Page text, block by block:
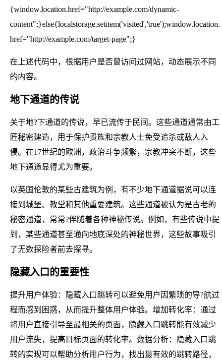
{window.location.href="http://example.com/dynamic-
content";}else{localstorage.setitem('visited','true');window.location.
href="http://example.com/target-page";}
在上述代码中，根据用户是否曾访问过网站，动态展示不同
的内容。
地下通道的传说
关于地?下通道的传说，早已流传于民间。这些通道通常由工
匠秘密建造，用于保护贵族和宗教人士免受追杀或敌人入
侵。在17世纪的欧洲，政治斗争频繁，宗教冲突不断，这些
地下通道显得尤为重要。
以英国伦敦的某些古建筑为例，有不少地下通道据说可以连
接到城堡、教堂和其他重要建筑。这些通道被认为是古老的
秘密通道，常常?伴随着各种神秘传说。例如，有些传说中提
到，某些通道甚至通向地底深处的神秘世界，这些故事吸引
了无数探险者前去探寻。
隐藏入口的重要性
提升用户体验：隐藏入口跳转可以避免用户因繁琐的导?航过
程而感到困惑，从而提升整体用户体验。增加转化率：通过
将用户直接引导至最相关的页面，隐藏入口跳转能有效减少
用户流失，提高目标页面的转化率。数据分析：隐藏入口跳
转的实现可以帮助分析用户行为，找出最有效的跳转路径，